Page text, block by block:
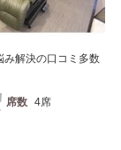
解決の口コミ多数
席数 4席